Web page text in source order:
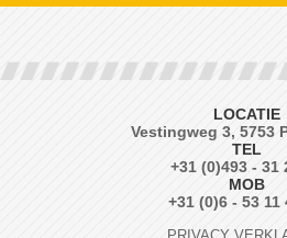
LOCATIE
Vestingweg 3, 5753
TEL
+31 (0)493 - 31
MOB
+31 (0)6 - 53 11